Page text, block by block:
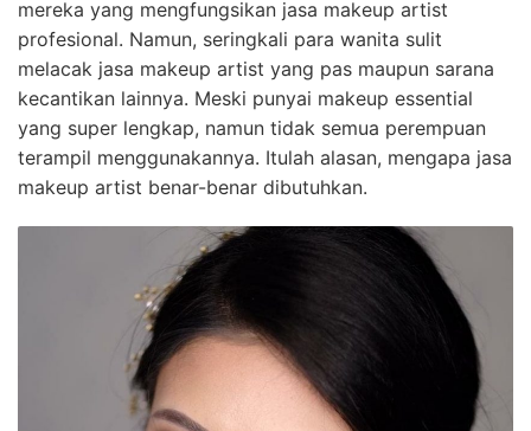
mereka yang mengfungsikan jasa makeup artist
profesional. Namun, seringkali para wanita sulit
melacak jasa makeup artist yang pas maupun sarana
kecantikan lainnya. Meski punyai makeup essential
yang super lengkap, namun tidak semua perempuan
terampil menggunakannya. Itulah alasan, mengapa jasa
makeup artist benar-benar dibutuhkan.